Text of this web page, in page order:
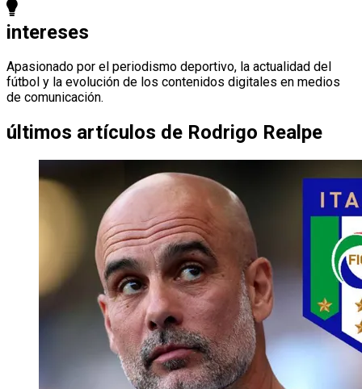
intereses
Apasionado por el periodismo deportivo, la actualidad del
fútbol y la evolución de los contenidos digitales en medios
de comunicación.
últimos artículos de Rodrigo Realpe